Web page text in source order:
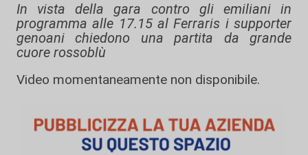
In vista della gara contro gli emiliani in
programma alle 17.15 al Ferraris i supporter
genoani chiedono una partita da grande
cuore rossoblù
Video momentaneamente non disponibile.